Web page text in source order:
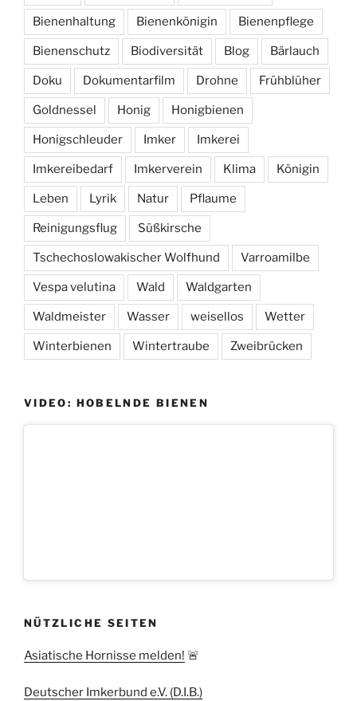
Bienenhaltung Bienenkönigin Bienenpflege
Bienenschutz Biodiversität Blog Bärlauch
Doku Dokumentarfilm Drohne Frühblüher
Goldnessel Honig Honigbienen
Honigschleuder Imker Imkerei
Imkereibedarf Imkerverein Klima Königin
Leben Lyrik Natur Pflaume
Reinigungsflug Süßkirsche
Tschechoslowakischer Wolfhund Varroamilbe
Vespa velutina Wald Waldgarten
Waldmeister Wasser weisellos Wetter
Winterbienen Wintertraube Zweibrücken
VIDEO: HOBELNDE BIENEN
NÜTZLICHE SEITEN
Asiatische Hornisse melden! 🚨
Deutscher Imkerbund e.V. (D.I.B.)